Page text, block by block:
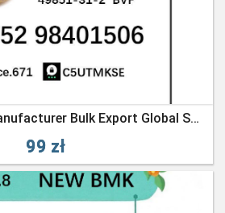
BMK 5449-12-7 Manufacturer Bulk Export Global Shipping
99 zł